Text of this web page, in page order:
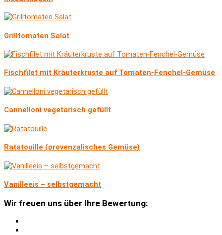
Grilltomaten Salat
Fischfilet mit Kräuterkruste auf Tomaten-Fenchel-Gemüse
Cannelloni vegetarisch gefüllt
Ratatouille (provenzalisches Gemüse)
Vanilleeis – selbstgemacht
Wir freuen uns über Ihre Bewertung: